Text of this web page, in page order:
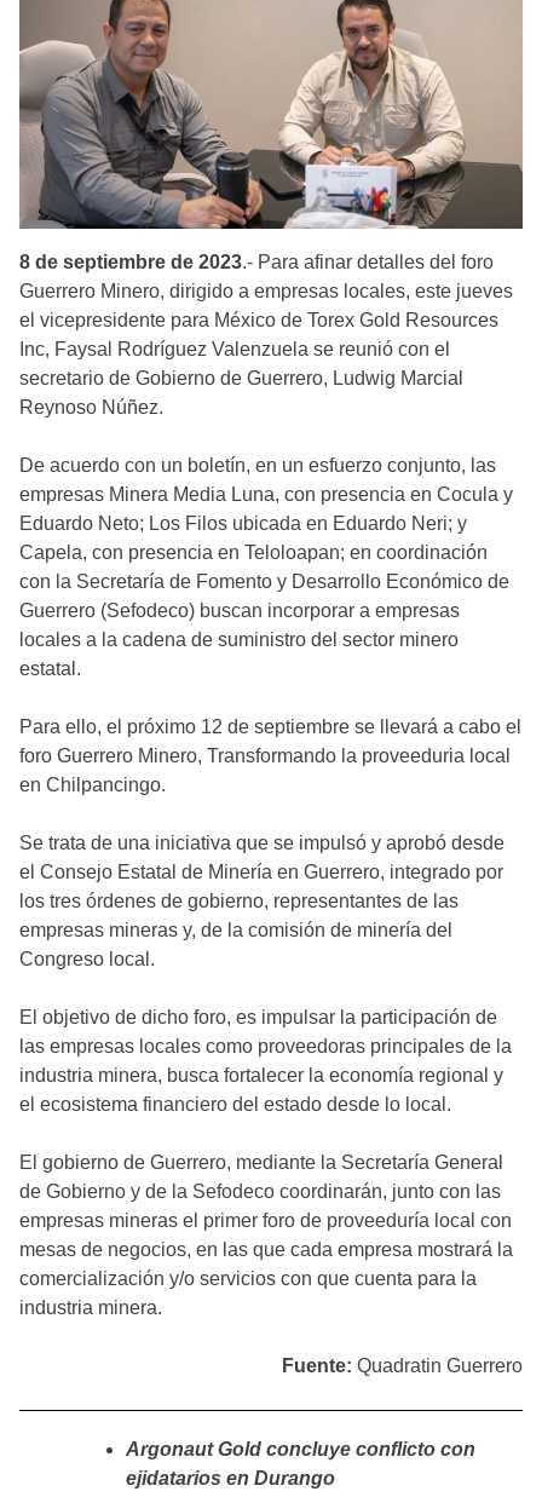
8 de septiembre de 2023.- Para afinar detalles del foro
Guerrero Minero, dirigido a empresas locales, este jueves
el vicepresidente para México de Torex Gold Resources
Inc, Faysal Rodríguez Valenzuela se reunió con el
secretario de Gobierno de Guerrero, Ludwig Marcial
Reynoso Núñez.
De acuerdo con un boletín, en un esfuerzo conjunto, las
empresas Minera Media Luna, con presencia en Cocula y
Eduardo Neto; Los Filos ubicada en Eduardo Neri; y
Capela, con presencia en Teloloapan; en coordinación
con la Secretaría de Fomento y Desarrollo Económico de
Guerrero (Sefodeco) buscan incorporar a empresas
locales a la cadena de suministro del sector minero
estatal.
Para ello, el próximo 12 de septiembre se llevará a cabo el
foro Guerrero Minero, Transformando la proveeduria local
en Chilpancingo.
Se trata de una iniciativa que se impulsó y aprobó desde
el Consejo Estatal de Minería en Guerrero, integrado por
los tres órdenes de gobierno, representantes de las
empresas mineras y, de la comisión de minería del
Congreso local.
El objetivo de dicho foro, es impulsar la participación de
las empresas locales como proveedoras principales de la
industria minera, busca fortalecer la economía regional y
el ecosistema financiero del estado desde lo local.
El gobierno de Guerrero, mediante la Secretaría General
de Gobierno y de la Sefodeco coordinarán, junto con las
empresas mineras el primer foro de proveeduría local con
mesas de negocios, en las que cada empresa mostrará la
comercialización y/o servicios con que cuenta para la
industria minera.
Fuente: Quadratin Guerrero
Argonaut Gold concluye conflicto con
ejidatarios en Durango